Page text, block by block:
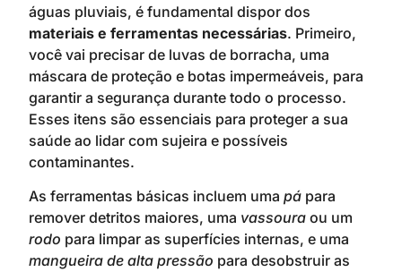
águas pluviais, é fundamental dispor dos
materiais e ferramentas necessárias. Primeiro,
você vai precisar de luvas de borracha, uma
máscara de proteção e botas impermeáveis, para
garantir a segurança durante todo o processo.
Esses itens são essenciais para proteger a sua
saúde ao lidar com sujeira e possíveis
contaminantes.
As ferramentas básicas incluem uma pá para
remover detritos maiores, uma vassoura ou um
rodo para limpar as superfícies internas, e uma
mangueira de alta pressão para desobstruir as